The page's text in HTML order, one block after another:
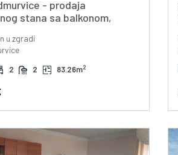
- prodaja
stana sa balkonom,
u zgradi
2 2 83.26m2